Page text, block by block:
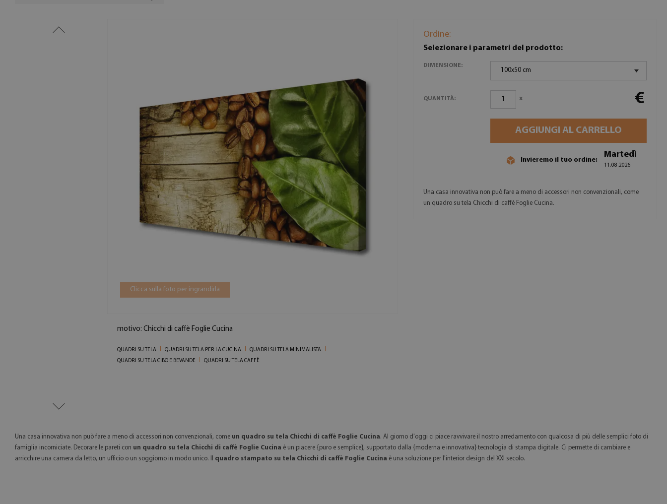
Clicca sulla foto per ingrandirla
motivo: Chicchi di caffè Foglie Cucina
QUADRI SU TELA QUADRI SU TELA PER LA CUCINA
QUADRI SU TELA MINIMALISTA
QUADRI SU TELA CIBO E BEVANDE
QUADRI SU TELA CAFFÈ
Ordine:
Selezionare i parametri del prodotto:
DIMENSIONE:
100x50 cm
QUANTITÀ: x €
AGGIUNGI AL CARRELLO
Invieremo il tuo ordine:
Martedì
11.08.2026
Una casa innovativa non può fare a meno di accessori non convenzionali, come
un quadro su tela Chicchi di caffè Foglie Cucina.
Una casa innovativa non può fare a meno di accessori non convenzionali, come un quadro su tela Chicchi di caffè Foglie Cucina. Al giorno d'oggi ci piace ravvivare il nostro arredamento con qualcosa di più delle semplici foto di
famiglia incorniciate. Decorare le pareti con un quadro su tela Chicchi di caffè Foglie Cucina è un piacere {puro e semplice}, supportato dalla {moderna e innovativa} tecnologia di stampa digitale. Ci permette di cambiare e
arricchire una camera da letto, un ufficio o un soggiorno in modo unico. Il quadro stampato su tela Chicchi di caffè Foglie Cucina è una soluzione per l'interior design del XXI secolo.